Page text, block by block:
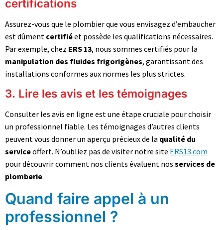
certifications
Assurez-vous que le plombier que vous envisagez d’embaucher
est dûment certifiéet possède les qualifications nécessaires.
Par exemple, chez ERS 13, nous sommes certifiés pour la
manipulation des fluides frigorigènes, garantissant des
installations conformes aux normes les plus strictes.
3. Lire les avis et les témoignages
Consulter les avis en ligne est une étape cruciale pour choisir
un professionnel fiable. Les témoignages d’autres clients
peuvent vous donner un aperçu précieux de la qualité du
serviceoffert. N’oubliez pas de visiter notre site ERS13.com
pour découvrir comment nos clients évaluent nos services de
plomberie.
Quand faire appel à un
professionnel ?